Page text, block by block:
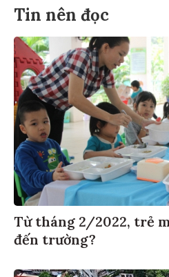
Tin nên đọc
Từ tháng 2/2022, trẻ
đến trường?